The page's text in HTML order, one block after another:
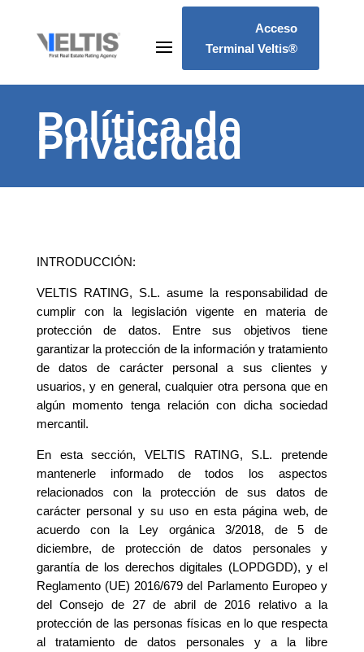
Acceso
Terminal Veltis®
Política de
Privacidad
INTRODUCCIÓN:
VELTIS RATING, S.L. asume la responsabilidad de
cumplir con la legislación vigente en materia de
protección de datos. Entre sus objetivos tiene
garantizar la protección de la información y tratamiento
de datos de carácter personal a sus clientes y
usuarios, y en general, cualquier otra persona que en
algún momento tenga relación con dicha sociedad
mercantil.
En esta sección, VELTIS RATING, S.L. pretende
mantenerle informado de todos los aspectos
relacionados con la protección de sus datos de
carácter personal y su uso en esta página web, de
acuerdo con la Ley orgánica 3/2018, de 5 de
diciembre, de protección de datos personales y
garantía de los derechos digitales (LOPDGDD), y el
Reglamento (UE) 2016/679 del Parlamento Europeo y
del Consejo de 27 de abril de 2016 relativo a la
protección de las personas físicas en lo que respecta
al tratamiento de datos personales y a la libre